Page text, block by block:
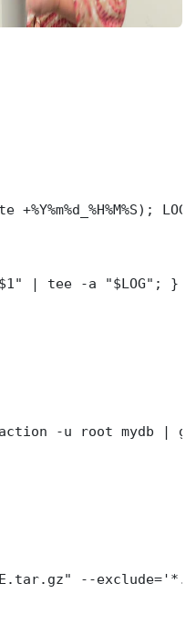
+%Y%m%d_%H%M%S);
| tee -a "$LOG"; }
-u root mydb |
--